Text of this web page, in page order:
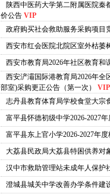
陕西中医药大学第二附属医院秦
价公告 VIP
政府购买社会救助服务采购项目
西安市红会医院北院区室外枯萎
西安市教育局2026年社区教育和
西安浐灞国际港教育局2026年
部室)采购更正公告（第一次）
VIP
志丹县教育体育局学校食堂大宗
富平县怀德初级中学2026-2027
富平县东上官小学2026-2027年
大荔县民政局大荔县特困供养对
汉中市救助管理站未成年人保护
澄城县城关中学改善办学条件建